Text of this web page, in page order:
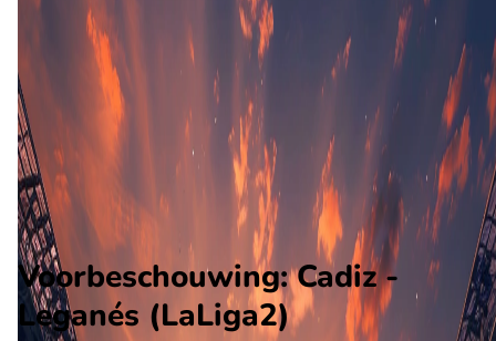
LaLiga2
4 okt 13:00
Alle wedstrijden
Cadiz - Leganés
Opstellingen
Voorspelling
Voorbeschouwing
Voorbeschouwing: Cadiz -
Leganés (LaLiga2)